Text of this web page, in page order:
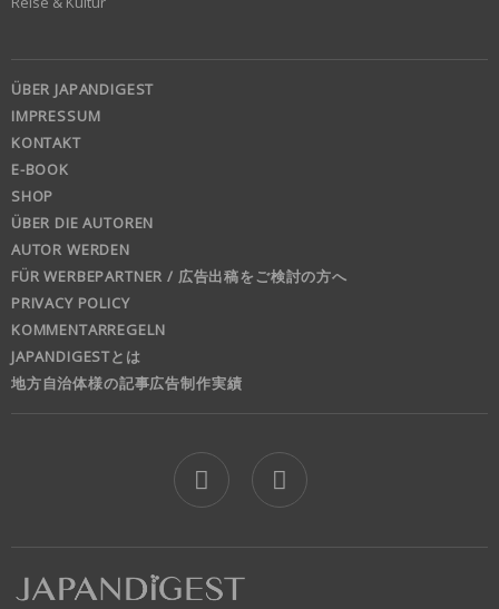
ÜBER JAPANDIGEST
IMPRESSUM
KONTAKT
E-BOOK
SHOP
ÜBER DIE AUTOREN
AUTOR WERDEN
FÜR WERBEPARTNER / 広告出稿をご検討の方へ
PRIVACY POLICY
KOMMENTARREGELN
JAPANDIGESTとは
地方自治体様の記事広告制作実績